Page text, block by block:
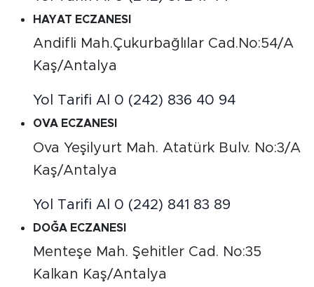
HAYAT ECZANESI
Andifli Mah.Çukurbağlılar Cad.No:54/A
Kaş/Antalya
Yol Tarifi Al 0 (242) 836 40 94
OVA ECZANESI
Ova Yeşilyurt Mah. Atatürk Bulv. No:3/A
Kaş/Antalya
Yol Tarifi Al 0 (242) 841 83 89
DOĞA ECZANESI
Menteşe Mah. Şehitler Cad. No:35
Kalkan Kaş/Antalya